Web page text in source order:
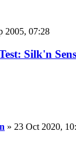
2005, 07:28
Silk'n
» 23 Oct 2020,